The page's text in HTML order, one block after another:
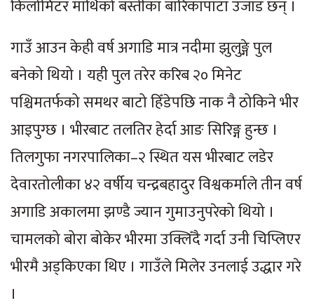
किलोमिटर माथिको बस्तीका बारिकापाटा उजाड छन् ।
गाउँ आउन केही वर्ष अगाडि मात्र नदीमा झुलुङ्गे पुल
बनेको थियो । यही पुल तरेर करिब २० मिनेट
पश्चिमतर्फको समथर बाटो हिँडेपछि नाक नै ठोकिने भीर
आइपुग्छ । भीरबाट तलतिर हेर्दा आङ सिरिङ्ग हुन्छ ।
तिलगुफा नगरपालिका–२ स्थित यस भीरबाट लडेर
देवारतोलीका ४२ वर्षीय चन्द्रबहादुर विश्वकर्माले तीन वर्ष
अगाडि अकालमा झण्डै ज्यान गुमाउनुपरेको थियो ।
चामलको बोरा बोकेर भीरमा उक्लिँदै गर्दा उनी चिप्लिएर
भीरमै अड्किएका थिए । गाउँले मिलेर उनलाई उद्धार गरे
।